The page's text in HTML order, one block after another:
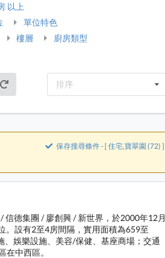
以上
單位特色
樓層
廚房類型
排序
保存搜尋條件 - [ 住宅,寶翠園 (72) ]
德集團 / 廖創興 / 新世界，於2000年12月
。設有2至4房間隔，實用面積為659至
娛樂設施、美容/保健、基座商場；交通
中西區。